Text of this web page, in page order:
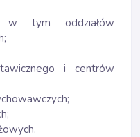
w tym oddziałów
i centrów